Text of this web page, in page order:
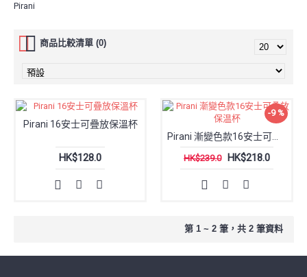
Pirani
商品比較清單 (0)
Pirani 16安士可疊放保溫杯
HK$128.0
-9 %
HK$239.0 HK$218.0
第 1 ~ 2 筆，共 2 筆資料